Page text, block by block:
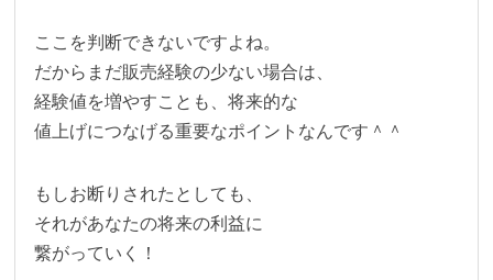
ここを判断できないですよね。
だからまだ販売経験の少ない場合は、
経験値を増やすことも、将来的な
値上げにつなげる重要なポイントなんです＾＾
もしお断りされたとしても、
それがあなたの将来の利益に
繋がっていく！